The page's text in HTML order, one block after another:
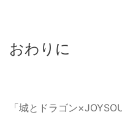
おわりに
「城とドラゴン